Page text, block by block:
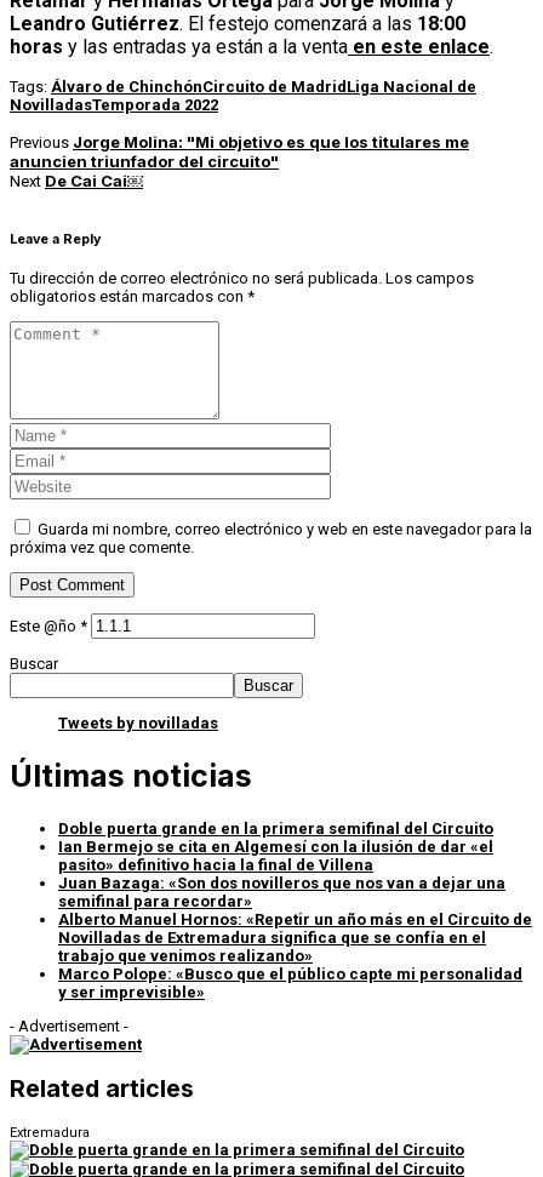
Leandro Gutiérrez. El festejo comenzará a las 18:00
horas y las entradas ya están a la venta en este enlace.
Tags: Álvaro de ChinchónCircuito de Madrid Liga Nacional de
NovilladasTemporada 2022
Previous Jorge Molina: "Mi objetivo es que los titulares me
anuncien triunfador del circuito"
Next De Cai Cai￼
Leave a Reply
Tu dirección de correo electrónico no será publicada. Los campos
obligatorios están marcados con *
Guarda mi nombre, correo electrónico y web en este navegador para la
próxima vez que comente.
Este @ño *
Buscar
Buscar
Tweets by novilladas
Últimas noticias
Doble puerta grande en la primera semifinal del Circuito
Ian Bermejo se cita en Algemesí con la ilusión de dar «el
pasito» definitivo hacia la final de Villena
Juan Bazaga: «Son dos novilleros que nos van a dejar una
semifinal para recordar»
Alberto Manuel Hornos: «Repetir un año más en el Circuito de
Novilladas de Extremadura significa que se confía en el
trabajo que venimos realizando»
Marco Polope: «Busco que el público capte mi personalidad
y ser imprevisible»
- Advertisement -
Related articles
Extremadura